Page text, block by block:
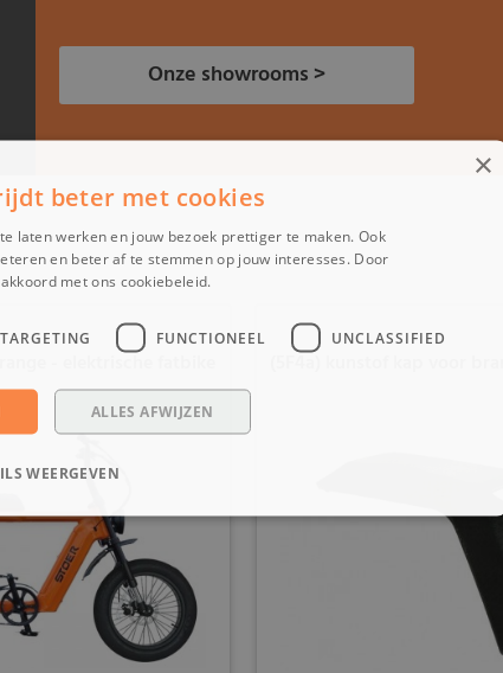
Onze showrooms >
- elektrische fatbike (5F4a) kunstof kap voor
×
beter met cookies
laten werken en jouw bezoek prettiger te maken. Ook
en beter af te stemmen op jouw interesses. Door
met ons cookiebeleid.
TARGETING FUNCTIONEEL UNCLASSIFIED
ALLES AFWIJZEN
WEERGEVEN